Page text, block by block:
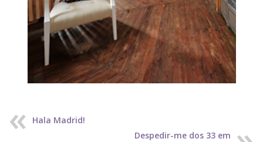
Hala Madrid!
Despedir-me dos 33 em